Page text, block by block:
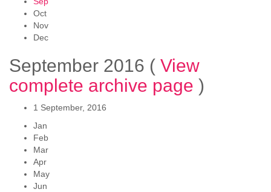
Oct
Nov
Dec
September 2016 ( View
complete archive page )
1 September, 2016
Jan
Feb
Mar
Apr
May
Jun